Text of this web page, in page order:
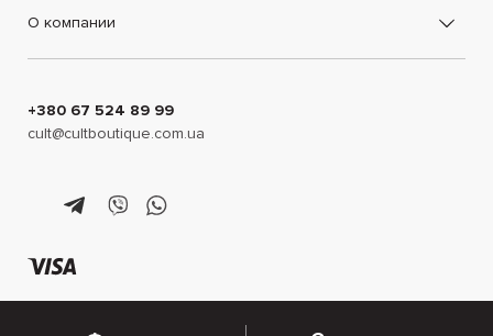
О компании
+380 67 524 89 99
cult@cultboutique.com.ua